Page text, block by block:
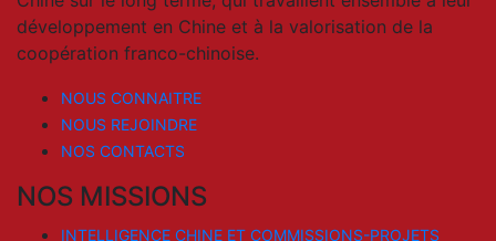
développement en Chine et à la valorisation de la
coopération franco-chinoise.
NOUS CONNAITRE
NOUS REJOINDRE
NOS CONTACTS
NOS MISSIONS
INTELLIGENCE CHINE ET COMMISSIONS-PROJETS